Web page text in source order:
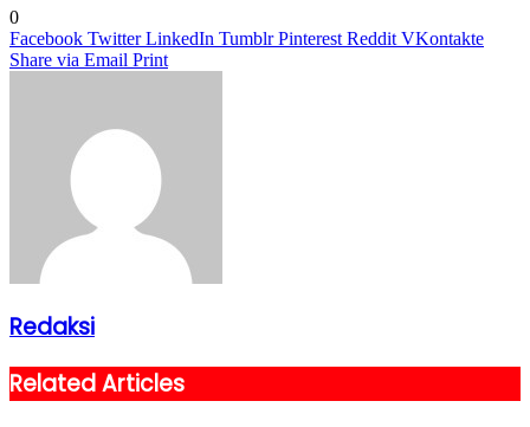
0
Facebook Twitter LinkedIn Tumblr Pinterest Reddit VKontakte
Share via Email Print
Redaksi
Related Articles